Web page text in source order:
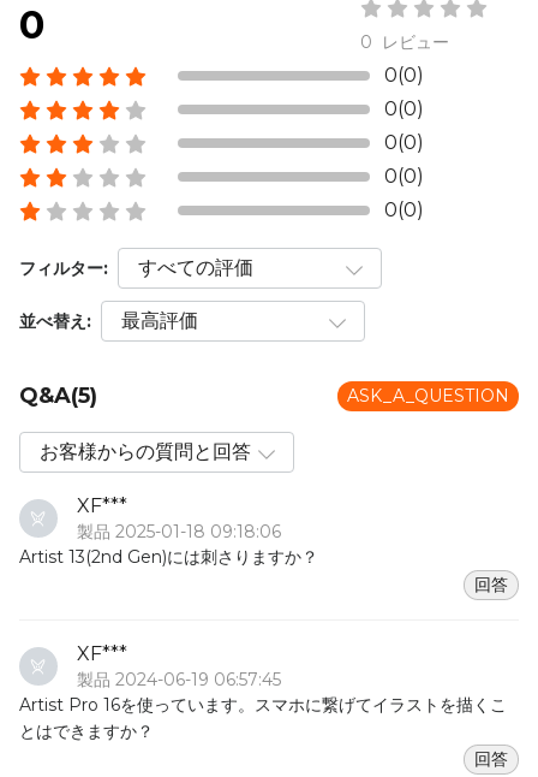
0 0 レビュー
0(0)
0(0)
0(0)
0(0)
0(0)
フィルター:
並べ替え:
Q&A(5) ASK_A_QUESTION
XF***
製品 2025-01-18 09:18:06
Artist 13(2nd Gen)には刺さりますか？
回答
XF***
製品 2024-06-19 06:57:45
Artist Pro 16を使っています。スマホに繋げてイラストを描くこ
とはできますか？
回答